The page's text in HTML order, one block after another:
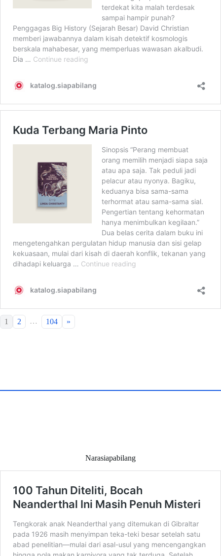
1 2 … 104 »
Narasiapabilang